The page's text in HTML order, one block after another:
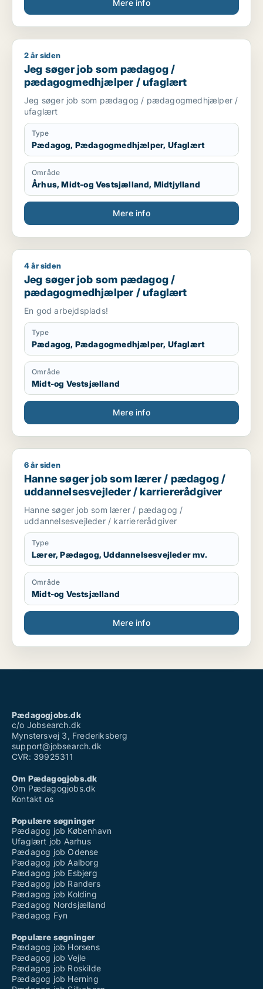
Mere info
Jeg søger job som pædagog / pædagogmedhjælper /
2 år siden
Jeg søger job som pædagog /
pædagogmedhjælper / ufaglært
Jeg søger job som pædagog / pædagogmedhjælper /
ufaglært
Type
Pædagog, Pædagogmedhjælper, Ufaglært
Område
Århus, Midt-og Vestsjælland, Midtjylland
Mere info
Jeg søger job som pædagog / pædagogmedhjælper /
4 år siden
Jeg søger job som pædagog /
pædagogmedhjælper / ufaglært
En god arbejdsplads!
Type
Pædagog, Pædagogmedhjælper, Ufaglært
Område
Midt-og Vestsjælland
Mere info
Hanne søger job som lærer / pædagog /
6 år siden
Hanne søger job som lærer / pædagog /
uddannelsesvejleder / karriererådgiver
Hanne søger job som lærer / pædagog /
uddannelsesvejleder / karriererådgiver
Type
Lærer, Pædagog, Uddannelsesvejleder mv.
Område
Midt-og Vestsjælland
Mere info
Pædagogjobs.dk
c/o Jobsearch.dk
Mynstersvej 3, Frederiksberg
support@jobsearch.dk
CVR: 39925311
Om Pædagogjobs.dk
Om Pædagogjobs.dk
Kontakt os
Populære søgninger
Pædagog job København
Ufaglært job Aarhus
Pædagog job Odense
Pædagog job Aalborg
Pædagog job Esbjerg
Pædagog job Randers
Pædagog job Kolding
Pædagog Nordsjælland
Pædagog Fyn
Populære søgninger
Pædagog job Horsens
Pædagog job Vejle
Pædagog job Roskilde
Pædagog job Herning